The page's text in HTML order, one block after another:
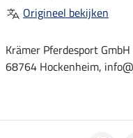
Origineel bekijken
Krämer Pferdesport
68764 Hockenheim,